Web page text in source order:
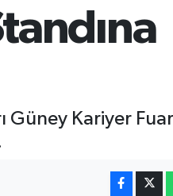
Güney Kariyer